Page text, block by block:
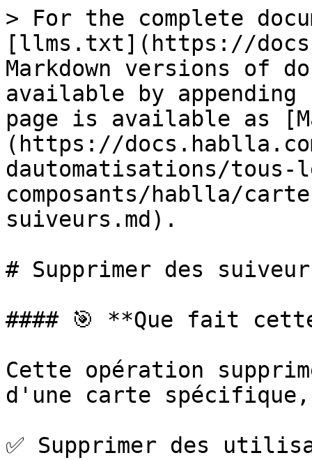
> For the complete
[llms.txt](https://
Markdown versions of
available by
page is available as
(https://
dautomatisations/tous-
composants/hablla/
suiveurs.md).
# Supprimer des
#### 🎯 **Que fait
Cette opération
d'une carte
✅ Supprimer des